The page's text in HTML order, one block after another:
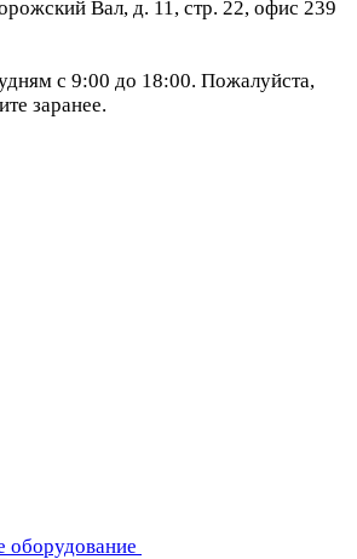
Вал, д. 11, стр. 22, офис 239
с 9:00 до 18:00. Пожалуйста,
заранее.
оборудование